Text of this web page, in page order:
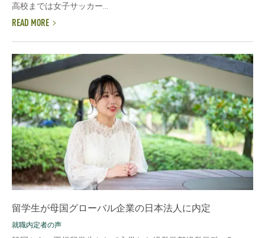
高校までは女子サッカー...
READ MORE
留学生が母国グローバル企業の日本法人に内定
就職内定者の声